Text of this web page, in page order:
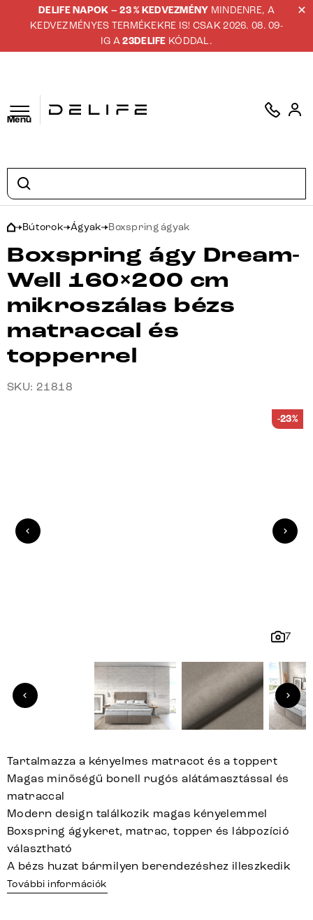
DELIFE NAPOK – 23 % KEDVEZMÉNY MINDENRE, A
KEDVEZMÉNYES TERMÉKEKRE IS! CSAK 2026. 08. 09-
IG A23DELIFE KÓDDAL.
Menü
Bútorok Ágyak Boxspring ágyak
Boxspring ágy Dream-
Well 160×200 cm
mikroszálas bézs
matraccal és
topperrel
SKU: 21818
7
-23%
Tartalmazza a kényelmes matracot és a toppert
Magas minőségű bonell rugós alátámasztással és
matraccal
Modern design találkozik magas kényelemmel
Boxspring ágykeret, matrac, topper és lábpozíció
választható
A bézs huzat bármilyen berendezéshez illeszkedik
További információk